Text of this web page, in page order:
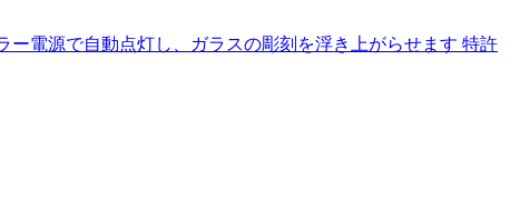
電源で自動点灯し、ガラスの彫刻を浮き上がらせます 特許